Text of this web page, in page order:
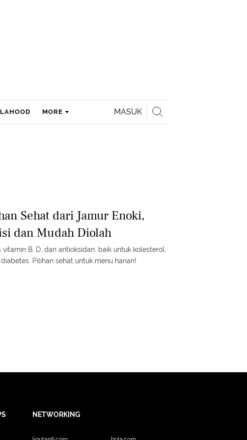
MASUK
MORE
Sehat dari Jamur Enoki,
dan Mudah Diolah
B, D, dan antioksidan, baik untuk kolesterol,
Pilihan sehat untuk menu harian!
NETWORKING